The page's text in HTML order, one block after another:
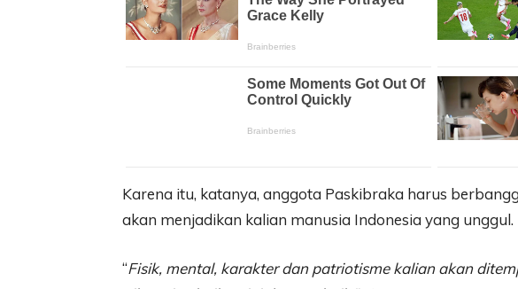
Karena itu, katanya, anggota Paskibraka harus
akan menjadikan kalian manusia Indonesia yang unggul.
“Fisik, mental, karakter dan patriotisme kalian akan